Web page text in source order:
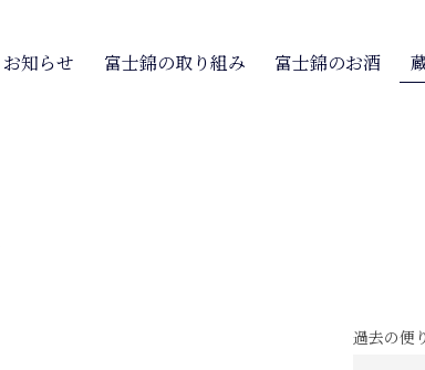
お知らせ 富士錦の取り組み 富士錦のお酒
過去の便り